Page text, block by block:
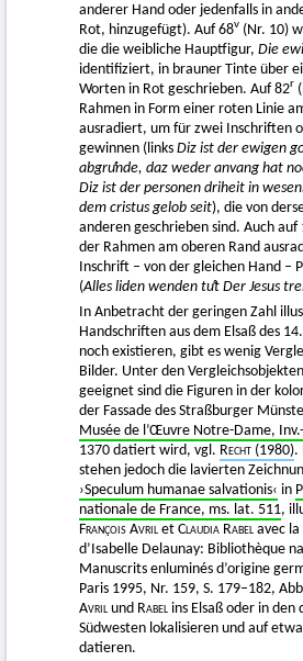
anderer Hand oder jedenfalls in
Rot, hinzugefügt). Auf 68v (Nr. 10)
die die weibliche Hauptfigur, Die
identifiziert, in brauner Tinte über
Worten in Rot geschrieben. Auf 82r
Rahmen in Form einer roten Linie
ausradiert, um für zwei Inschriften
gewinnen (links Diz ist der ewigen
abgruͤnde, daz weder anvang hat
Diz ist der personen driheit in
dem cristus gelob seit), die von
anderen geschrieben sind. Auch auf
der Rahmen am oberen Rand
Inschrift – von der gleichen Hand –
(Alles liden wenden tuͦt Der Jesus
In Anbetracht der geringen Zahl
Handschriften aus dem Elsaß des
noch existieren, gibt es wenig
Bilder. Unter den
geeignet sind die Figuren in der
der Fassade des Straßburger
Musée de l’Œuvre Notre-Dame,
1370 datiert wird, vgl. Recht (1980).
stehen jedoch die lavierten
›Speculum humanae salvationis‹ in
nationale de France, ms. lat. 511,
François Avril et Claudia Rabel avec
d’Isabelle Delaunay: Bibliothèque
Manuscrits enluminés d’origine
Paris 1995, Nr. 159, S. 179–182,
Avril und Rabel ins Elsaß oder in den
Südwesten lokalisieren und auf
datieren.